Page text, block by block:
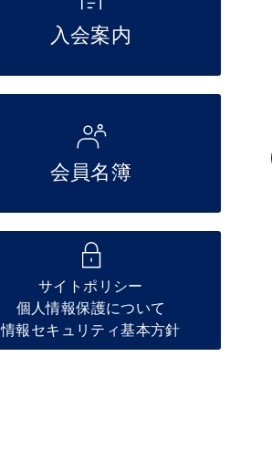
入会案内
会員名簿
サイトポリシー
個人情報保護について
情報セキュリティ基本方針